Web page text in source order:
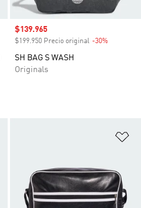
Precio de venta
$139.965
$199.950 Precio original -30%
SH BAG S WASH
Originals